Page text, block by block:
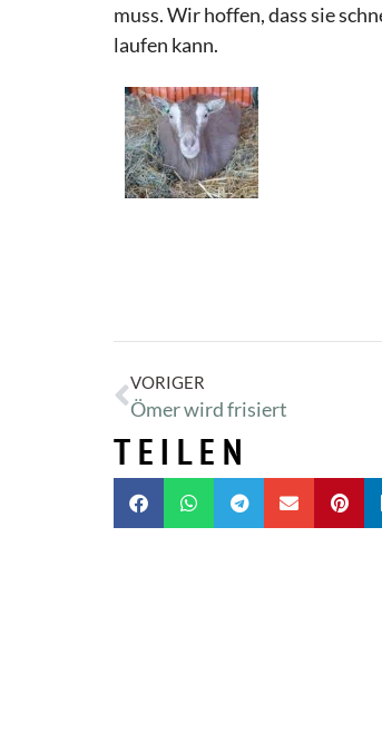
muss. Wir hoffen, dass sie
laufen kann.
VORIGER
Ömer wird frisiert
TEILEN